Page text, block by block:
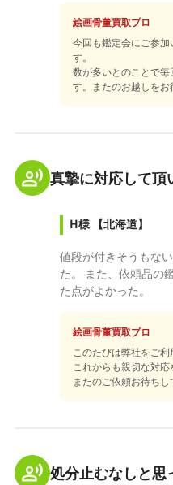
絵画骨董買取プロ
今回も鑑定会にご参
す。
数が多いとのことで
す。またのお越しをお
真摯に対応して頂
H様 【北海道】
値段が付きそうもな
た。 また、依頼品の
た点がよかった。
絵画骨董買取プロ
このたびは弊社をご利
これからも親切な対応
またのご依頼お待ちし
処分止むなしと思